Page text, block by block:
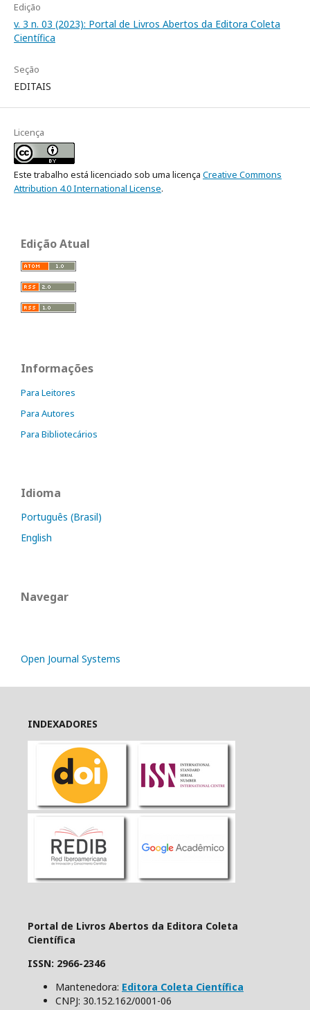
Edição
v. 3 n. 03 (2023): Portal de Livros Abertos da Editora Coleta
Científica
Seção
EDITAIS
Licença
Este trabalho está licenciado sob uma licença Creative Commons
Attribution 4.0 International License.
Edição Atual
Informações
Para Leitores
Para Autores
Para Bibliotecários
Idioma
Português (Brasil)
English
Navegar
Open Journal Systems
INDEXADORES
Portal de Livros Abertos da Editora Coleta
Científica
ISSN: 2966-2346
Mantenedora: Editora Coleta Científica
CNPJ: 30.152.162/0001-06